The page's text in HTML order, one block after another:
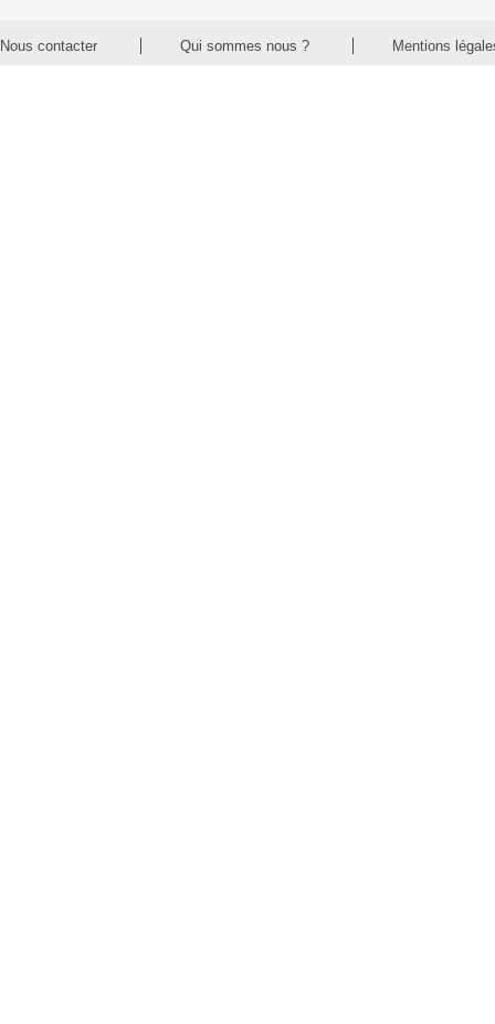
Nous contacter Qui sommes nous ? Mentions